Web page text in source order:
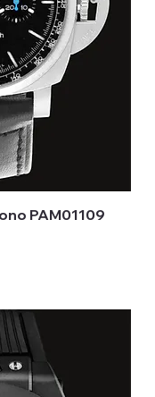
PAM01109